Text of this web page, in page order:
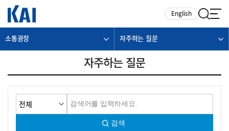
English
소통광장 자주하는 질문
자주하는 질문